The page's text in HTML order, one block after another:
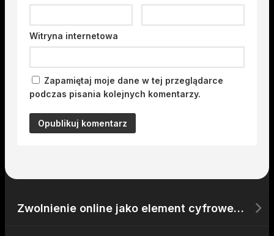
Witryna internetowa
Zapamiętaj moje dane w tej przeglądarce
podczas pisania kolejnych komentarzy.
Zwolnienie online jako element cyfrowej transformacji